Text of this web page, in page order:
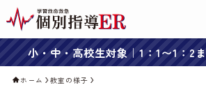
小・中・高校生対象｜1：1〜1：2
ホーム 教室の様子